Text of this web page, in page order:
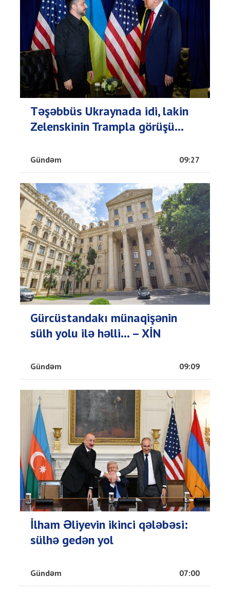
Təşəbbüs Ukraynada idi, lakin
Zelenskinin Trampla görüşü...
Gündəm 09:27
Gürcüstandakı münaqişənin
sülh yolu ilə həlli... – XİN
Gündəm 09:09
İlham Əliyevin ikinci qələbəsi:
sülhə gedən yol
Gündəm 07:00